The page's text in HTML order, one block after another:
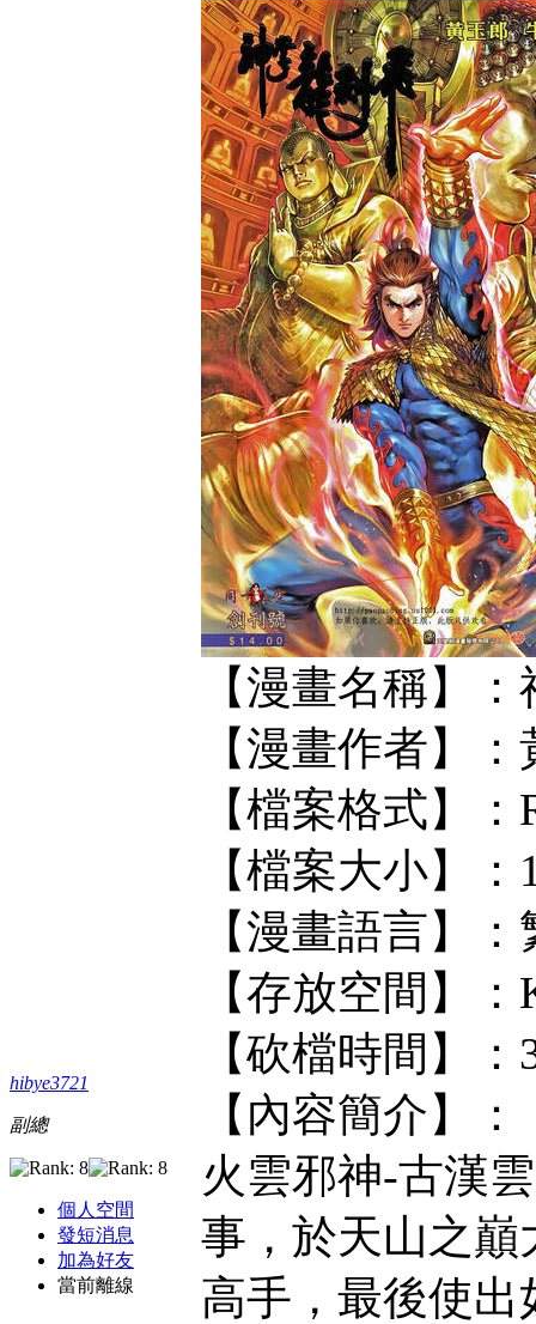
hibye3721
副總
個人空間
發短消息
加為好友
當前離線
【漫畫名稱】
【漫畫作者】
【檔案格式】
【檔案大小】：
【漫畫語言】
【存放空間】
【砍檔時間】
【內容簡介】：
火雲邪神-古漢
事，於天山之
高手，最後使